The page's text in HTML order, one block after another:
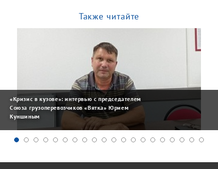
Также читайте
«Кризис в кузове»: интервью с председателем
Союза грузоперевозчиков «Вятка» Юрием
Куншиным